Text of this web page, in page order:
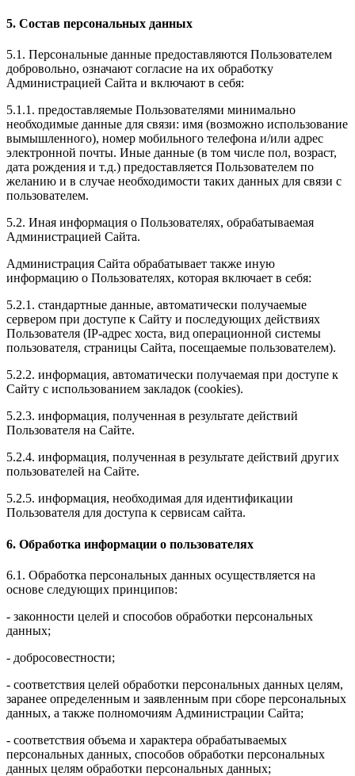
5. Состав персональных данных
5.1. Персональные данные предоставляются Пользователем
добровольно, означают согласие на их обработку
Администрацией Сайта и включают в себя:
5.1.1. предоставляемые Пользователями минимально
необходимые данные для связи: имя (возможно использование
вымышленного), номер мобильного телефона и/или адрес
электронной почты. Иные данные (в том числе пол, возраст,
дата рождения и т.д.) предоставляется Пользователем по
желанию и в случае необходимости таких данных для связи с
пользователем.
5.2. Иная информация о Пользователях, обрабатываемая
Администрацией Сайта.
Администрация Сайта обрабатывает также иную
информацию о Пользователях, которая включает в себя:
5.2.1. стандартные данные, автоматически получаемые
сервером при доступе к Сайту и последующих действиях
Пользователя (IP-адрес хоста, вид операционной системы
пользователя, страницы Сайта, посещаемые пользователем).
5.2.2. информация, автоматически получаемая при доступе к
Сайту с использованием закладок (cookies).
5.2.3. информация, полученная в результате действий
Пользователя на Сайте.
5.2.4. информация, полученная в результате действий других
пользователей на Сайте.
5.2.5. информация, необходимая для идентификации
Пользователя для доступа к сервисам сайта.
6. Обработка информации о пользователях
6.1. Обработка персональных данных осуществляется на
основе следующих принципов:
- законности целей и способов обработки персональных
данных;
- добросовестности;
- соответствия целей обработки персональных данных целям,
заранее определенным и заявленным при сборе персональных
данных, а также полномочиям Администрации Сайта;
- соответствия объема и характера обрабатываемых
персональных данных, способов обработки персональных
данных целям обработки персональных данных;